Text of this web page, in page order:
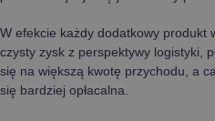
W efekcie każdy dodatkowy produkt
czysty zysk z perspektywy logistyki,
się na większą kwotę przychodu, a
się bardziej opłacalna.